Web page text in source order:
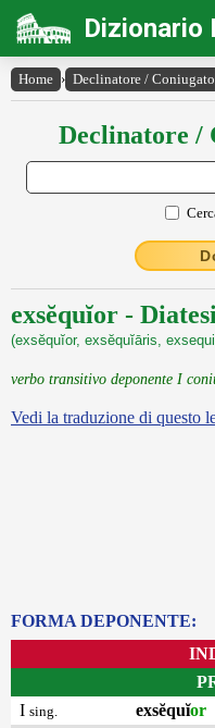
Dizionario
Home › Declinatore /
Declinatore /
exsĕquĭor -
(exsĕquĭor, exsĕquĭāris,
verbo transitivo deponente I
Vedi la traduzione di questo
FORMA DEPONENTE:
I sing. exsĕquĭor